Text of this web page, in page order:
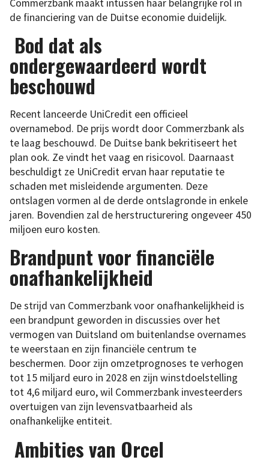
Commerzbank maakt intussen haar belangrijke rol in
de financiering van de Duitse economie duidelijk.
Bod dat als
ondergewaardeerd wordt
beschouwd
Recent lanceerde UniCredit een officieel
overnamebod. De prijs wordt door Commerzbank als
te laag beschouwd. De Duitse bank bekritiseert het
plan ook. Ze vindt het vaag en risicovol. Daarnaast
beschuldigt ze UniCredit ervan haar reputatie te
schaden met misleidende argumenten. Deze
ontslagen vormen al de derde ontslagronde in enkele
jaren. Bovendien zal de herstructurering ongeveer 450
miljoen euro kosten.
Brandpunt voor financiële
onafhankelijkheid
De strijd van Commerzbank voor onafhankelijkheid is
een brandpunt geworden in discussies over het
vermogen van Duitsland om buitenlandse overnames
te weerstaan en zijn financiële centrum te
beschermen. Door zijn omzetprognoses te verhogen
tot 15 miljard euro in 2028 en zijn winstdoelstelling
tot 4,6 miljard euro, wil Commerzbank investeerders
overtuigen van zijn levensvatbaarheid als
onafhankelijke entiteit.
Ambities van Orcel